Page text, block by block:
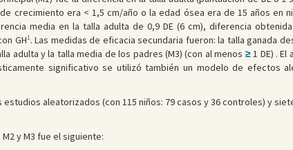
crecimiento era < 1,5 cm/año o la edad ósea era de 15 años en
media en la talla adulta de 0,9 DE (6 cm), diferencia
GH1. Las medidas de eficacia secundaria fueron: la talla ganada
adulta y la talla media de los padres (M3) (con al menos ≥1 DE) .
significativo se utilizó también un modelo de efectos
aleatorizados (con 115 niños: 79 casos y 36 controles) y
y M3 fue el siguiente: